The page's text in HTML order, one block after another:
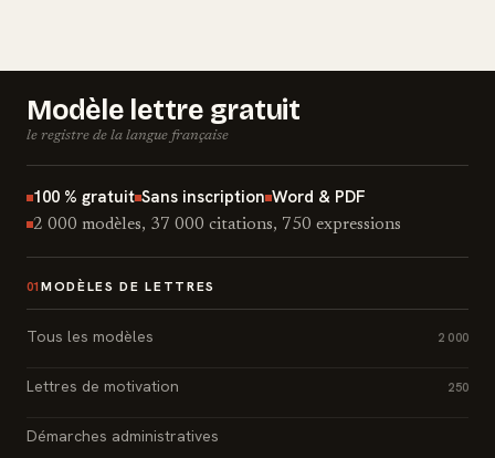
Modèle lettre gratuit
le registre de la langue française
100 % gratuit Sans inscription Word & PDF
2 000 modèles, 37 000 citations, 750 expressions
01 MODÈLES DE LETTRES
Tous les modèles 2 000
Lettres de motivation 250
Démarches administratives